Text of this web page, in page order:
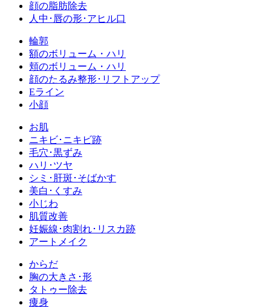
顔の脂肪除去
人中･唇の形･アヒル口
輪郭
額のボリューム・ハリ
頬のボリューム・ハリ
顔のたるみ整形･リフトアップ
Eライン
小顔
お肌
ニキビ･ニキビ跡
毛穴･黒ずみ
ハリ･ツヤ
シミ･肝斑･そばかす
美白･くすみ
小じわ
肌質改善
妊娠線･肉割れ･リスカ跡
アートメイク
からだ
胸の大きさ･形
タトゥー除去
痩身